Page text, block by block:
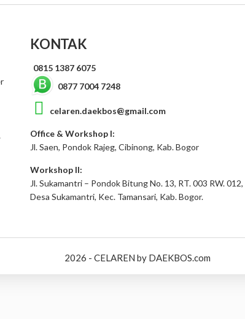
KONTAK
0815 1387 6075
0877 7004 7248
celaren.daekbos@gmail.com
Office & Workshop I:
Jl. Saen, Pondok Rajeg, Cibinong, Kab. Bogor
Workshop II:
Jl. Sukamantri – Pondok Bitung No. 13, RT. 003 RW. 012,
Desa Sukamantri, Kec. Tamansari, Kab. Bogor.
2026 - CELAREN by DAEKBOS.com